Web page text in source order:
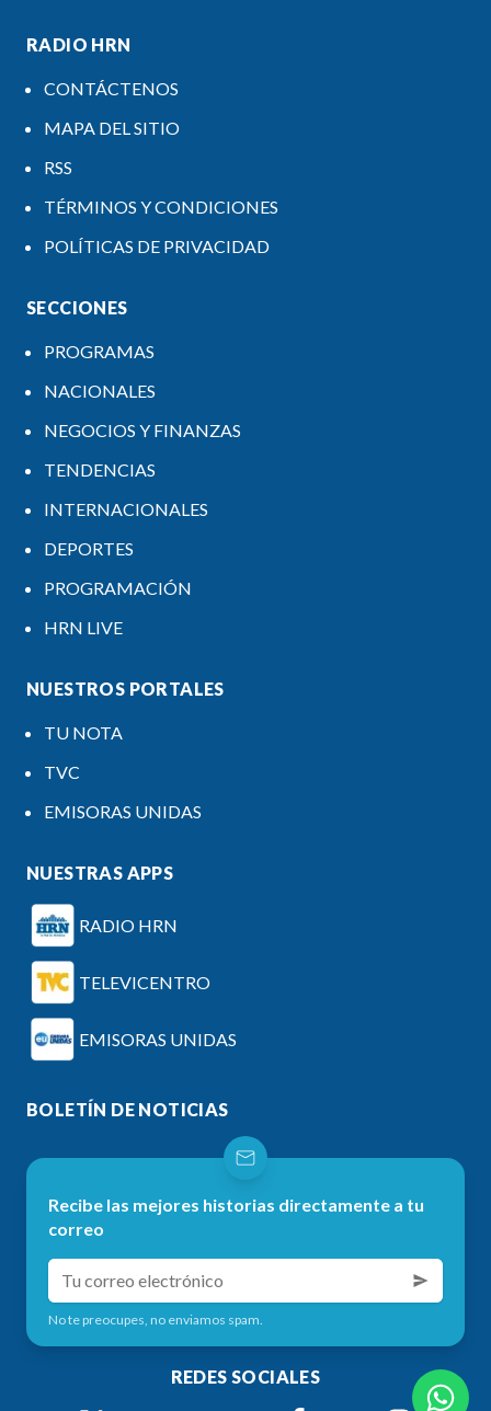
RADIO HRN
CONTÁCTENOS
MAPA DEL SITIO
RSS
TÉRMINOS Y CONDICIONES
POLÍTICAS DE PRIVACIDAD
SECCIONES
PROGRAMAS
NACIONALES
NEGOCIOS Y FINANZAS
TENDENCIAS
INTERNACIONALES
DEPORTES
PROGRAMACIÓN
HRN LIVE
NUESTROS PORTALES
TU NOTA
TVC
EMISORAS UNIDAS
NUESTRAS APPS
RADIO HRN
TELEVICENTRO
EMISORAS UNIDAS
BOLETÍN DE NOTICIAS
Recibe las mejores historias directamente a tu
correo
No te preocupes, no enviamos spam.
REDES SOCIALES